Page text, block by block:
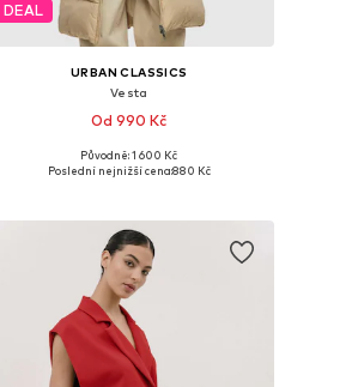
DEAL
URBAN CLASSICS
Vesta
Od 990 Kč
Dostupné velikosti: XS, S, M, L, 5XL
Původně: 1 600 Kč
Poslední nejnižší cena:880 Kč